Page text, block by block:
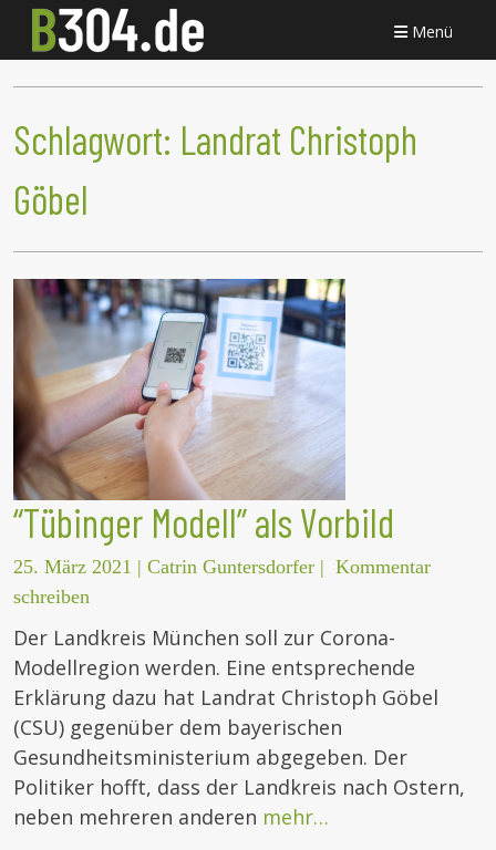
Menü
Schlagwort: Landrat Christoph
Göbel
“Tübinger Modell” als Vorbild
25. März 2021 | Catrin Guntersdorfer | Kommentar
schreiben
Der Landkreis München soll zur Corona-
Modellregion werden. Eine entsprechende
Erklärung dazu hat Landrat Christoph Göbel
(CSU) gegenüber dem bayerischen
Gesundheitsministerium abgegeben. Der
Politiker hofft, dass der Landkreis nach Ostern,
neben mehreren anderen mehr…